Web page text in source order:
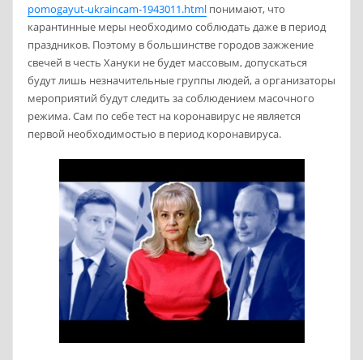
pomogayut-ukraincam-1943011.htmlпонимают, что
карантинные меры необходимо соблюдать даже в период
праздников. Поэтому в большинстве городов зажжение
свечей в честь Хануки не будет массовым, допускаться
будут лишь незначительные группы людей, а организаторы
мероприятий будут следить за соблюдением масочного
режима. Сам по себе тест на коронавирус не является
первой необходимостью в период коронавируса.